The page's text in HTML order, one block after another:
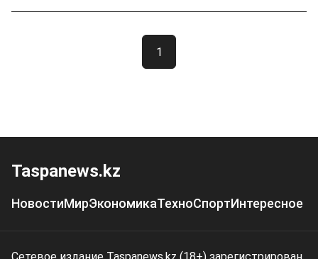
1
Taspanews.kz
НовостиМирЭкономикаТехноСпортИнтересное